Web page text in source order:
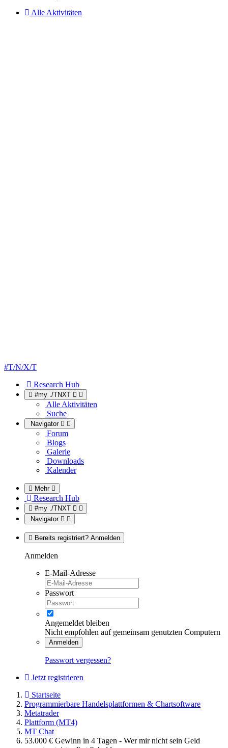
Alle Aktivitäten
#T/N/X/T
Research Hub
#my ./TNXT
Alle Aktivitäten
Suche
Navigator
Forum
Blogs
Galerie
Downloads
Kalender
Mehr
Research Hub
#my ./TNXT
Navigator
Bereits registriert? Anmelden
Anmelden
E-Mail-Adresse
Passwort
Angemeldet bleiben
Nicht empfohlen auf gemeinsam genutzten Computern
Anmelden
Passwort vergessen?
Jetzt registrieren
Startseite
Programmierbare Handelsplattformen & Chartsoftware
Metatrader
Plattform (MT4)
MT Chat
53.000 € Gewinn in 4 Tagen - Wer mir nicht sein Geld